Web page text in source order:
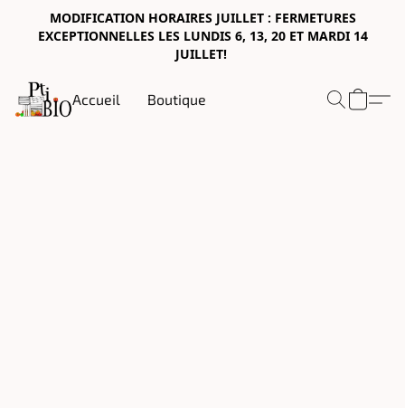
MODIFICATION HORAIRES JUILLET : FERMETURES
EXCEPTIONNELLES LES LUNDIS 6, 13, 20 ET MARDI 14
JUILLET!
Accueil Boutique